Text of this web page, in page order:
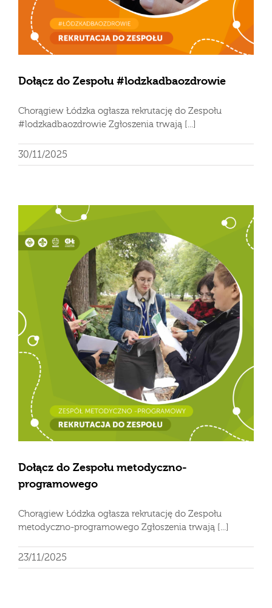
Dołącz do Zespołu #lodzkadbaozdrowie
Chorągiew Łódzka ogłasza rekrutację do Zespołu
#lodzkadbaozdrowie Zgłoszenia trwają [...]
30/11/2025
Dołącz do Zespołu metodyczno-
programowego
Chorągiew Łódzka ogłasza rekrutację do Zespołu
metodyczno-programowego Zgłoszenia trwają [...]
23/11/2025